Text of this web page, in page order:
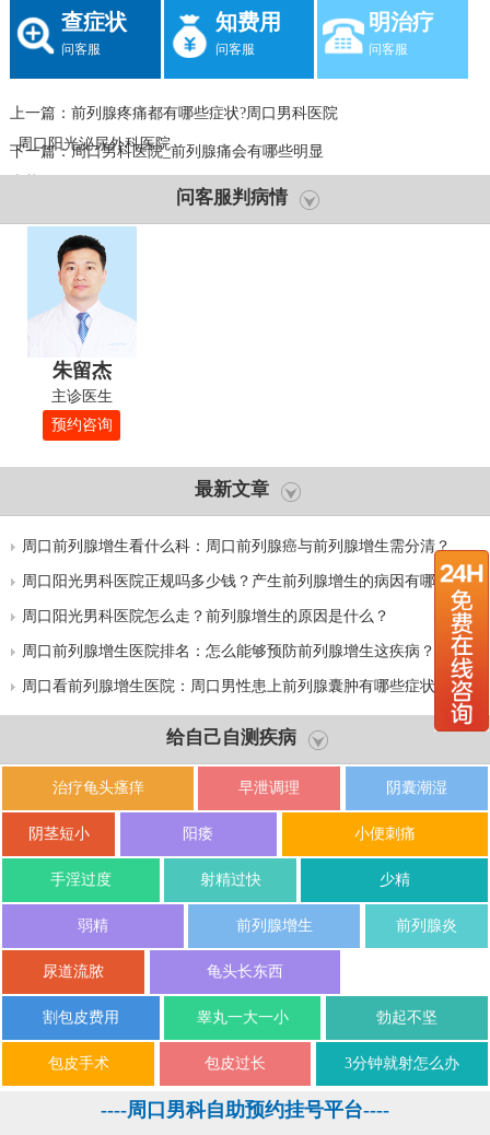
查症状
问客服
知费用
问客服
明治疗
问客服
上一篇： 前列腺疼痛都有哪些症状?周口男科医院
_周口阳光泌尿外科医院
下一篇：周口男科医院_前列腺痛会有哪些明显
问客服判病情
朱留杰
主诊医生
预约咨询
最新文章
周口前列腺增生看什么科：周口前列腺癌与前列腺增生需分清？
周口阳光男科医院正规吗多少钱？产生前列腺增生的病因有哪些？
周口阳光男科医院怎么走？前列腺增生的原因是什么？
周口前列腺增生医院排名：怎么能够预防前列腺增生这疾病？
周口看前列腺增生医院：周口男性患上前列腺囊肿有哪些症状？
给自己自测疾病
治疗龟头瘙痒 早泄调理 阴囊潮湿
阴茎短小 阳痿 小便刺痛
手淫过度 射精过快 少精
弱精 前列腺增生 前列腺炎
尿道流脓 龟头长东西
割包皮费用 睾丸一大一小 勃起不坚
包皮手术 包皮过长 3分钟就射怎么办
----周口男科自助预约挂号平台----